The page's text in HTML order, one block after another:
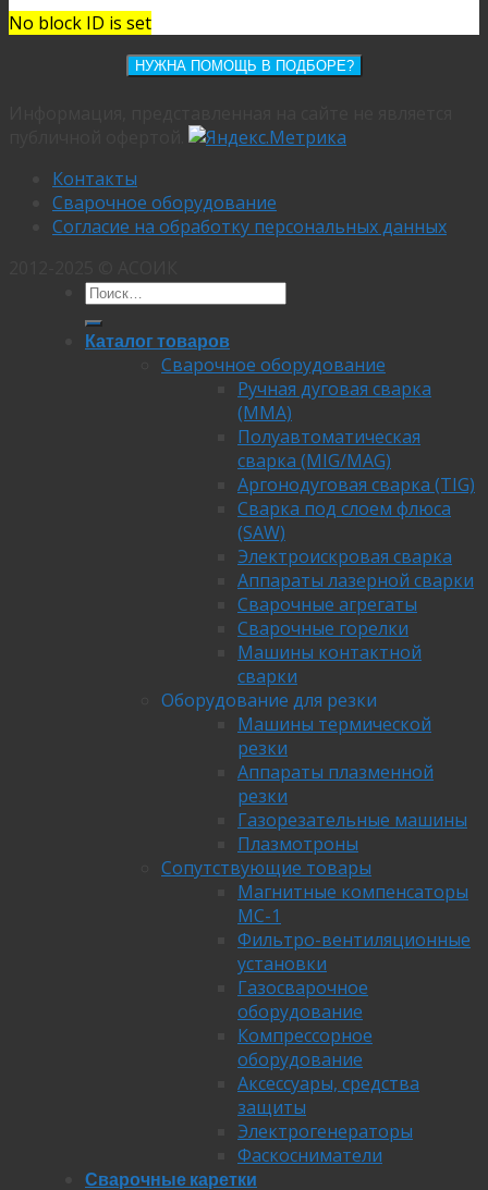
No block ID is set
НУЖНА ПОМОЩЬ В ПОДБОРЕ?
Контакты
Сварочное оборудование
Согласие на обработку персональных данных
Каталог товаров
Сварочное оборудование
Ручная дуговая сварка
(MMA)
Полуавтоматическая
сварка (MIG/MAG)
Аргонодуговая сварка (TIG)
Сварка под слоем флюса
(SAW)
Электроискровая сварка
Аппараты лазерной сварки
Сварочные агрегаты
Сварочные горелки
Машины контактной
сварки
Оборудование для резки
Машины термической
резки
Аппараты плазменной
резки
Газорезательные машины
Плазмотроны
Сопутствующие товары
Магнитные компенсаторы
МС-1
Фильтро-вентиляционные
установки
Газосварочное
оборудование
Компрессорное
оборудование
Аксессуары, средства
защиты
Электрогенераторы
Фаскосниматели
Сварочные каретки